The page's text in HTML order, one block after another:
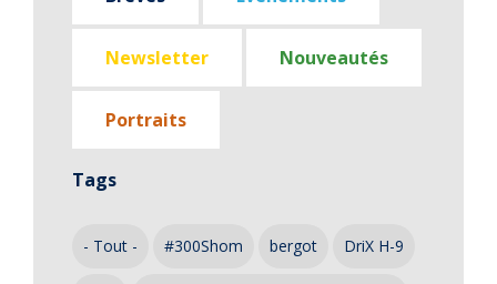
Newsletter Nouveautés
Portraits
Tags
- Tout - #300Shom bergot DriX H-9